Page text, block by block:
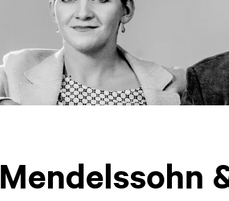
Mendelssohn